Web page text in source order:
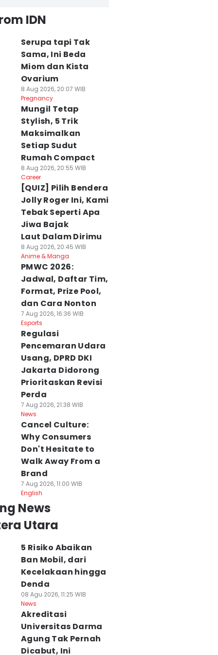
IDN
Serupa tapi Tak
Sama, Ini Beda
Miom dan Kista
Ovarium
8 Aug 2026, 20:07 WIB
Pregnancy
Mungil Tetap
Stylish, 5 Trik
Maksimalkan
Setiap Sudut
Rumah Compact
8 Aug 2026, 20:55 WIB
Career
[QUIZ] Pilih Bendera
Jolly Roger Ini, Kami
Tebak Seperti Apa
Jiwa Bajak
Laut Dalam Dirimu
8 Aug 2026, 20:45 WIB
Anime & Manga
PMWC 2026:
Jadwal, Daftar Tim,
Format, Prize Pool,
dan Cara Nonton
7 Aug 2026, 16:36 WIB
Esports
Regulasi
Pencemaran Udara
Usang, DPRD DKI
Jakarta Didorong
Prioritaskan Revisi
Perda
7 Aug 2026, 21:38 WIB
News
Cancel Culture:
Why Consumers
Don't Hesitate to
Walk Away From a
Brand
7 Aug 2026, 11:00 WIB
English
News
Utara
5 Risiko Abaikan
Ban Mobil, dari
Kecelakaan hingga
Denda
08 Agu 2026, 11:25 WIB
News
Akreditasi
Universitas Darma
Agung Tak Pernah
Dicabut, Ini